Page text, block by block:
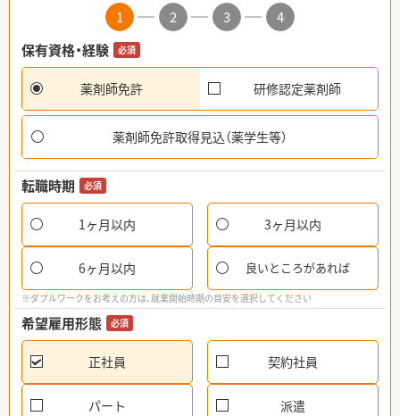
1 2 3
4
保有資格・経験
必須
薬剤師免許 研修認定薬剤師
薬剤師免許取得見込（薬学生等）
転職時期 必須
1ヶ月以内 3ヶ月以内
6ヶ月以内 良いところがあれば
※ダブルワークをお考えの方は、就業開始時期の目安を選択してください
希望雇用形態 必須
正社員 契約社員
パート 派遣